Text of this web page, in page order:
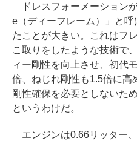
ドレスフォーメーション
e（ディーフレーム）」と
たことが大きい。これはフ
こ取りをしたような技術で
ィー剛性を向上させ、初代
倍、ねじれ剛性も1.5倍に高
剛性確保を必要としないた
というわけだ。
エンジンは0.66リッター